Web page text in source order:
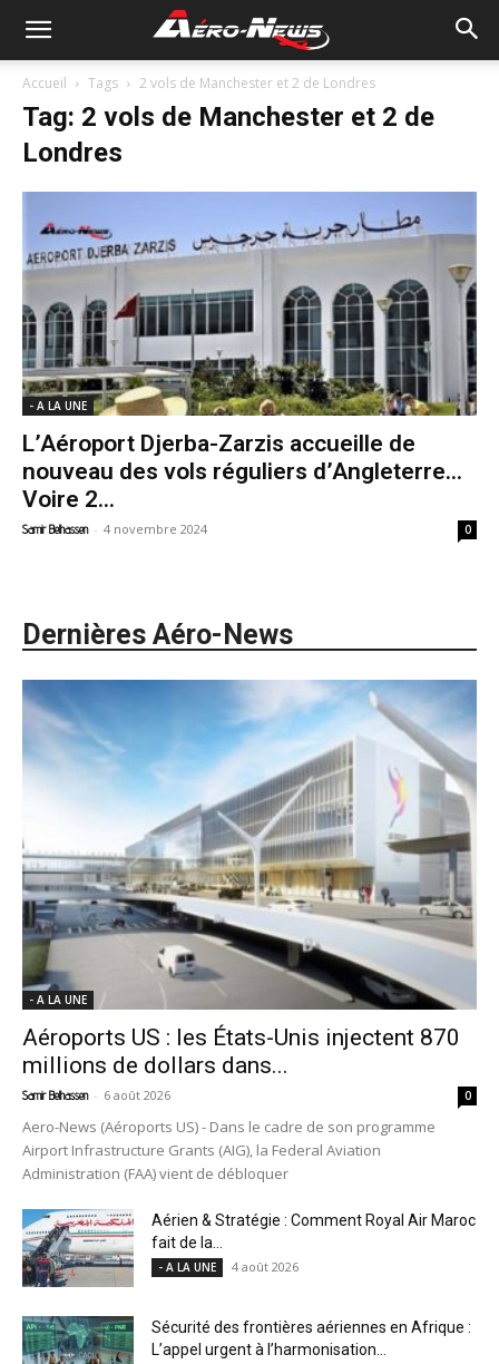
Accueil Tags 2 vols de Manchester et 2 de Londres
Tag: 2 vols de Manchester et 2 de
Londres
- A LA UNE
L’Aéroport Djerba-Zarzis accueille de
nouveau des vols réguliers d’Angleterre…
Voire 2...
Samir Belhassen - 4 novembre 2024 0
Dernières Aéro-News
- A LA UNE
Aéroports US : les États-Unis injectent 870
millions de dollars dans...
Samir Belhassen - 6 août 2026 0
Aero-News (Aéroports US) - Dans le cadre de son programme
Airport Infrastructure Grants (AIG), la Federal Aviation
Administration (FAA) vient de débloquer
Aérien & Stratégie : Comment Royal Air Maroc
fait de la...
- A LA UNE 4 août 2026
Sécurité des frontières aériennes en Afrique :
L’appel urgent à l’harmonisation...